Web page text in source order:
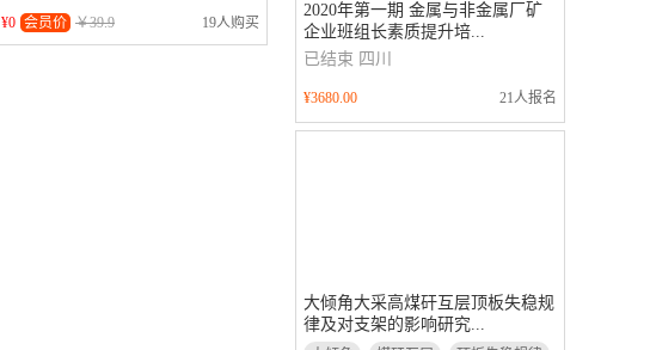
¥0 会员价 ￥39.9 19人购买
2020年第一期 金属与非金属厂矿
企业班组长素质提升培...
已结束 四川
¥3680.00 21人报名
大倾角大采高煤矸互层顶板失稳规
律及对支架的影响研究...